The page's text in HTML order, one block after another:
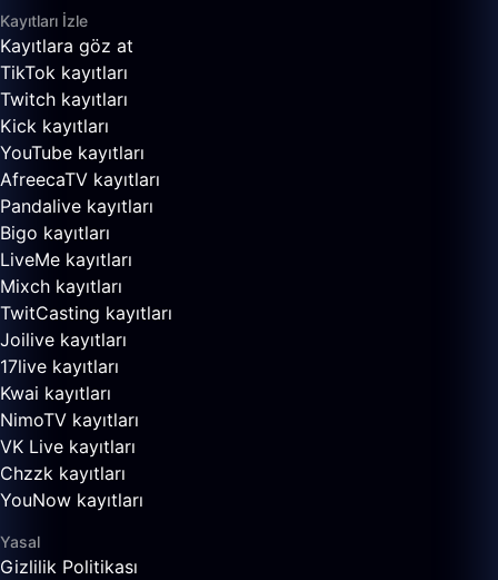
Kayıtları İzle
Kayıtlara göz at
TikTok kayıtları
Twitch kayıtları
Kick kayıtları
YouTube kayıtları
AfreecaTV kayıtları
Pandalive kayıtları
Bigo kayıtları
LiveMe kayıtları
Mixch kayıtları
TwitCasting kayıtları
Joilive kayıtları
17live kayıtları
Kwai kayıtları
NimoTV kayıtları
VK Live kayıtları
Chzzk kayıtları
YouNow kayıtları
Yasal
Gizlilik Politikası